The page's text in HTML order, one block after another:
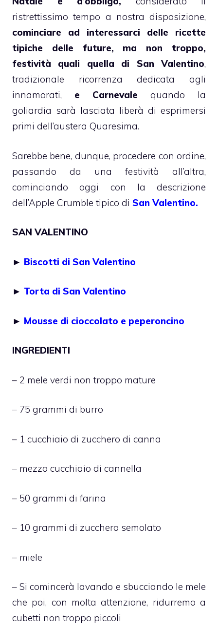
ristrettissimo tempo a nostra disposizione,
cominciare ad interessarci delle ricette
tipiche delle future, ma non troppo,
festività quali quella di San Valentino,
tradizionale ricorrenza dedicata agli
innamorati, e Carnevale quando la
goliardia sarà lasciata liberà di esprimersi
primi dell’austera Quaresima.
Sarebbe bene, dunque, procedere con ordine,
passando da una festività all’altra,
cominciando oggi con la descrizione
dell’Apple Crumble tipico di San Valentino.
SAN VALENTINO
► Biscotti di San Valentino
► Torta di San Valentino
► Mousse di cioccolato e peperoncino
INGREDIENTI
– 2 mele verdi non troppo mature
– 75 grammi di burro
– 1 cucchiaio di zucchero di canna
– mezzo cucchiaio di cannella
– 50 grammi di farina
– 10 grammi di zucchero semolato
– miele
– Si comincerà lavando e sbucciando le mele
che poi, con molta attenzione, ridurremo a
cubetti non troppo piccoli